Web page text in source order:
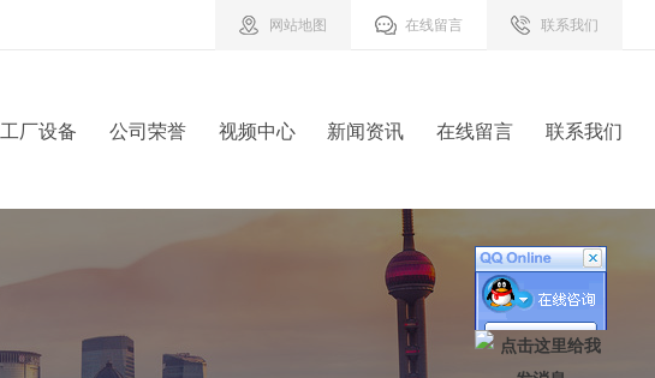
网站地图 在线留言 联系我们
工厂设备 公司荣誉 视频中心 新闻资讯 在线留言 联系我们